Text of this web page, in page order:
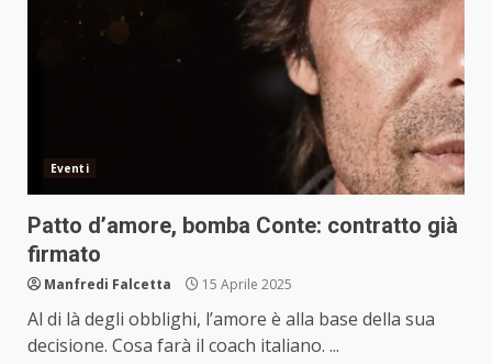
Eventi
Patto d’amore, bomba Conte: contratto già
firmato
Manfredi Falcetta 15 Aprile 2025
Al di là degli obblighi, l’amore è alla base della sua
decisione. Cosa farà il coach italiano. ...